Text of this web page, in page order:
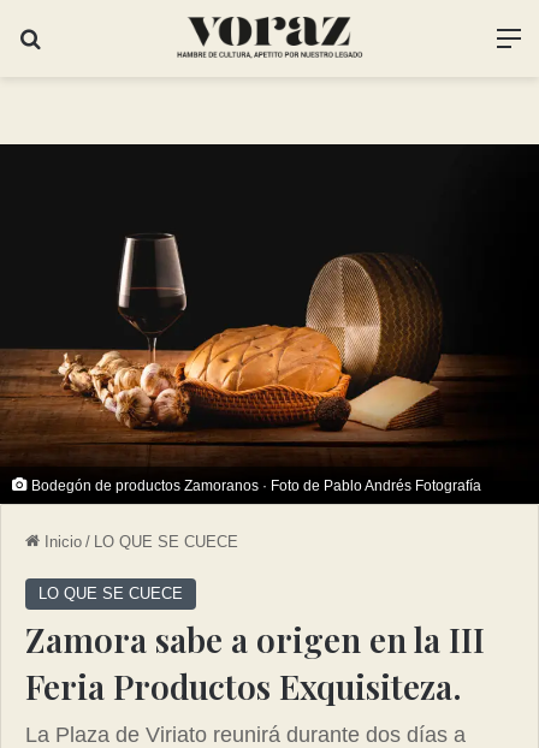
Bodegón de productos Zamoranos · Foto de Pablo Andrés Fotografía
Inicio / LO QUE SE CUECE
LO QUE SE CUECE
Zamora sabe a origen en la III
Feria Productos Exquisiteza.
La Plaza de Viriato reunirá durante dos días a